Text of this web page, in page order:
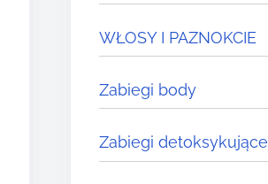
WŁOSY I PAZNOKCIE
Zabiegi body
Zabiegi detoksykujące